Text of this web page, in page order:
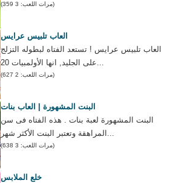
(مرات اللعب: 3 359)
العاب تلبيس عرايس
العاب تلبيس عرايس ! تستعد الفتاه لبطوله التزلج
على الجليد, انها الأولمبيات 20...
(مرات اللعب: 2 627)
البنت المشهورة | العاب بنات
البنت المشهورة لعبة بنات . هذه الفتاه فى سن
المراهقة وتعتبر البنت الأكثر شهر...
(مرات اللعب: 3 638)
خلع الملابس